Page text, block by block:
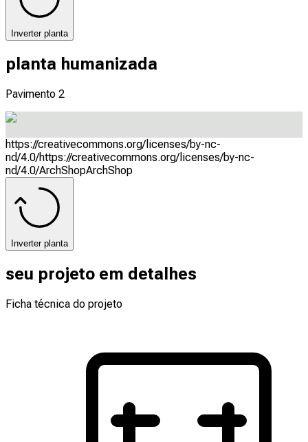
Inverter planta
planta humanizada
Pavimento 2
https://creativecommons.org/licenses/by-nc-
nd/4.0/https://creativecommons.org/licenses/by-nc-
nd/4.0/ArchShopArchShop
Inverter planta
seu projeto em detalhes
Ficha técnica do projeto